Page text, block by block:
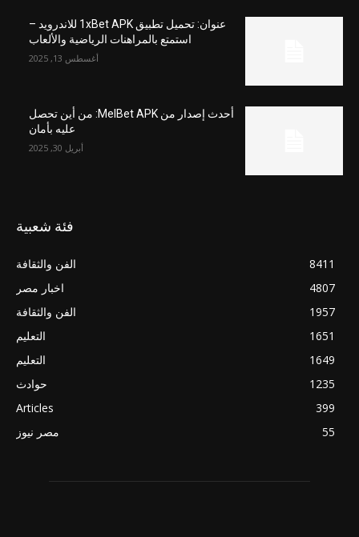
عنوان: تحميل تطبيق 1xBet APK للاندرويد –
استمتع بالمراهنات الرياضية والألعاب
أغسطس 13, 2025
أحدث إصدار من MelBet APK: من أين تحصل
عليه بأمان
أبريل 30, 2025
فئة شعبية
الفن والثقافة
8411
اخبار مصر
4807
الفن والثقافة
1957
التعليم
1651
التعليم
1649
حوادث
1235
Articles
399
مصر نيوز
55